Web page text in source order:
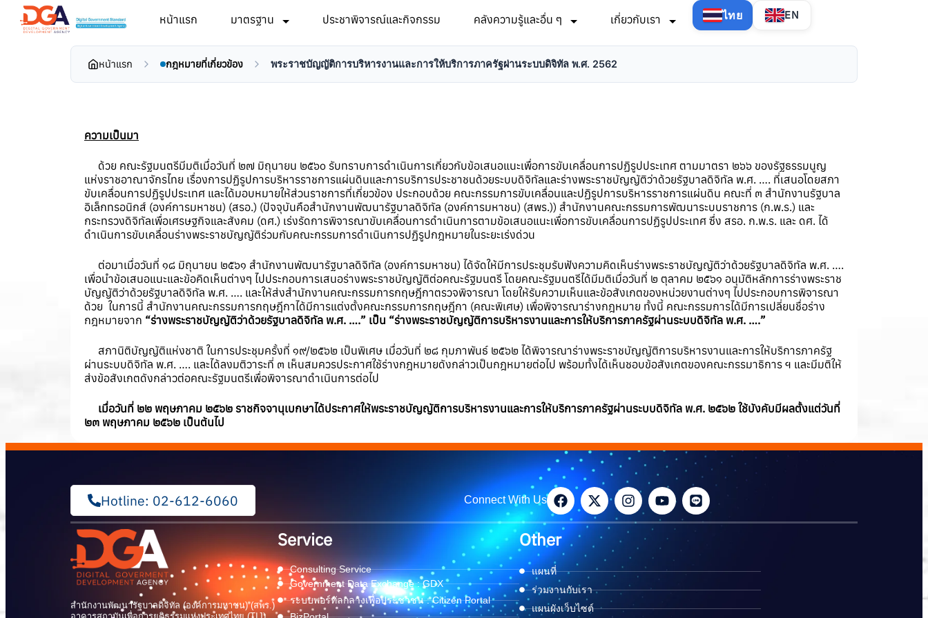
หน้าแรก มาตรฐาน ประชาพิจารณ์และกิจกรรม คลังความรู้และอื่น ๆ เกี่ยวกับเรา ไทย EN
หน้าแรก กฎหมายที่เกี่ยวข้อง พระราชบัญญัติการบริหารงานและการให้บริการภาครัฐผ่านระบบดิจิทัล พ.ศ. 2562
ความเป็นมา
ด้วย คณะรัฐมนตรีมีมติเมื่อวันที่ ๒๗ มิถุนายน ๒๕๖๐ รับทราบการดำเนินการเกี่ยวกับข้อเสนอแนะเพื่อการขับเคลื่อนการปฏิรูปประเทศ ตามมาตรา ๒๖๖ ของรัฐธรรมนูญ
แห่งราชอาณาจักรไทย เรื่องการปฏิรูปการบริหารราชการแผ่นดินและการบริการประชาชนด้วยระบบดิจิทัลและร่างพระราชบัญญัติว่าด้วยรัฐบาลดิจิทัล พ.ศ. …. ที่เสนอโดยสภา
ขับเคลื่อนการปฏิรูปประเทศ และได้มอบหมายให้ส่วนราชการที่เกี่ยวข้อง ประกอบด้วย คณะกรรมการขับเคลื่อนและปฏิรูปการบริหารราชการแผ่นดิน คณะที่ ๓ สำนักงานรัฐบาล
อิเล็กทรอนิกส์ (องค์การมหาชน) (สรอ.) (ปัจจุบันคือสำนักงานพัฒนารัฐบาลดิจิทัล (องค์การมหาชน) (สพร.)) สำนักงานคณะกรรมการพัฒนาระบบราชการ (ก.พ.ร.) และ
กระทรวงดิจิทัลเพื่อเศรษฐกิจและสังคม (ดศ.) เร่งรัดการพิจารณาขับเคลื่อนการดำเนินการตามข้อเสนอแนะเพื่อการขับเคลื่อนการปฏิรูปประเทศ ซึ่ง สรอ. ก.พ.ร. และ ดศ. ได้
ดำเนินการขับเคลื่อนร่างพระราชบัญญัติร่วมกับคณะกรรมการดำเนินการปฏิรูปกฎหมายในระยะเร่งด่วน
ต่อมาเมื่อวันที่ ๑๘ มิถุนายน ๒๕๖๑ สำนักงานพัฒนารัฐบาลดิจิทัล (องค์การมหาชน) ได้จัดให้มีการประชุมรับฟังความคิดเห็นร่างพระราชบัญญัติว่าด้วยรัฐบาลดิจิทัล พ.ศ. ….
เพื่อนำข้อเสนอแนะและข้อคิดเห็นต่างๆ ไปประกอบการเสนอร่างพระราชบัญญัติต่อคณะรัฐมนตรี โดยคณะรัฐมนตรีได้มีมติเมื่อวันที่ ๒ ตุลาคม ๒๕๖๑ อนุมัติหลักการร่างพระราช
บัญญัติว่าด้วยรัฐบาลดิจิทัล พ.ศ. …. และให้ส่งสำนักงานคณะกรรมการกฤษฎีกาตรวจพิจารณา โดยให้รับความเห็นและข้อสังเกตของหน่วยงานต่างๆ ไปประกอบการพิจารณา
ด้วย ในการนี้ สำนักงานคณะกรรมการกฤษฎีกาได้มีการแต่งตั้งคณะกรรมการกฤษฎีกา (คณะพิเศษ) เพื่อพิจารณาร่างกฎหมาย ทั้งนี้ คณะกรรมการได้มีการเปลี่ยนชื่อร่าง
กฎหมายจาก “ร่างพระราชบัญญัติว่าด้วยรัฐบาลดิจิทัล พ.ศ. ….” เป็น “ร่างพระราชบัญญัติการบริหารงานและการให้บริการภาครัฐผ่านระบบดิจิทัล พ.ศ. ….”
สภานิติบัญญัติแห่งชาติ ในการประชุมครั้งที่ ๑๙/๒๕๖๒ เป็นพิเศษ เมื่อวันที่ ๒๘ กุมภาพันธ์ ๒๕๖๒ ได้พิจารณาร่างพระราชบัญญัติการบริหารงานและการให้บริการภาครัฐ
ผ่านระบบดิจิทัล พ.ศ. …. และได้ลงมติวาระที่ ๓ เห็นสมควรประกาศใช้ร่างกฎหมายดังกล่าวเป็นกฎหมายต่อไป พร้อมทั้งได้เห็นชอบข้อสังเกตของคณะกรรมาธิการ ฯ และมีมติให้
ส่งข้อสังเกตดังกล่าวต่อคณะรัฐมนตรีเพื่อพิจารณาดำเนินการต่อไป
เมื่อวันที่ ๒๒ พฤษภาคม ๒๕๖๒ ราชกิจจานุเบกษาได้ประกาศให้พระราชบัญญัติการบริหารงานและการให้บริการภาครัฐผ่านระบบดิจิทัล พ.ศ. ๒๕๖๒ ใช้บังคับมีผลตั้งแต่วันที่
๒๓ พฤษภาคม ๒๕๖๒ เป็นต้นไป
Hotline: 02-612-6060 Connect With Us
สำนักงานพัฒนารัฐบาลดิจิทัล (องค์การมหาชน) (สพร.)
Service
Consulting Service
Government Data Exchange : GDX
ระบบพอร์ทัลกลางเพื่อประชาชน : Citizen Portal
Other
แผนที่
ร่วมงานกับเรา
แผนผังเว็บไซต์